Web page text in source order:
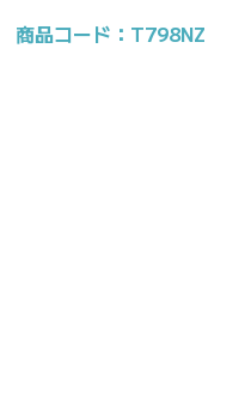
商品コード：T798NZ